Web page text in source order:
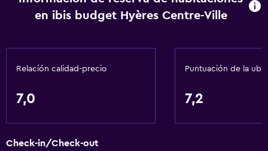
Servicios básicos
Wifi disponible en todas las instalaciones
Internet
Extinguidor
Aire acondicionado
Alarma de humo
en ibis budget Hyères Centre-Ville
Relación calidad-precio
7,0
Puntuación de la
7,2
Check-in/Check-out